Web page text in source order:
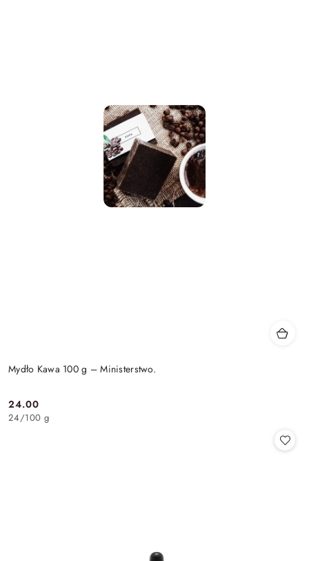
Mydło Kawa 100 g – Ministerstwo.
Cena:
24.00
24/100 g